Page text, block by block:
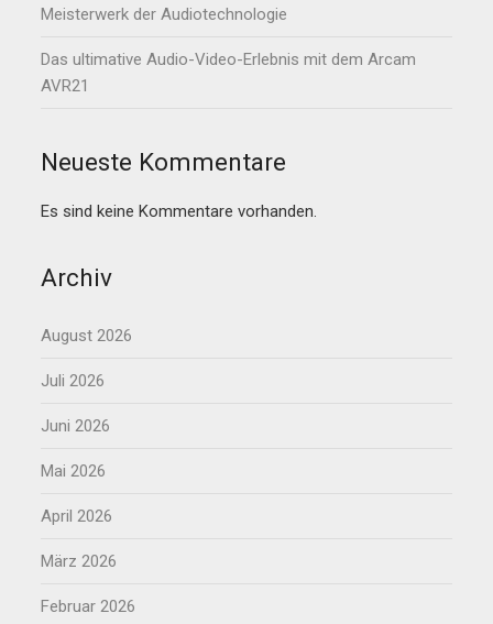
Meisterwerk der Audiotechnologie
Das ultimative Audio-Video-Erlebnis mit dem Arcam
AVR21
Neueste Kommentare
Es sind keine Kommentare vorhanden.
Archiv
August 2026
Juli 2026
Juni 2026
Mai 2026
April 2026
März 2026
Februar 2026